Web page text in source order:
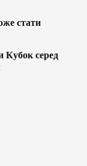
стати
Кубок серед